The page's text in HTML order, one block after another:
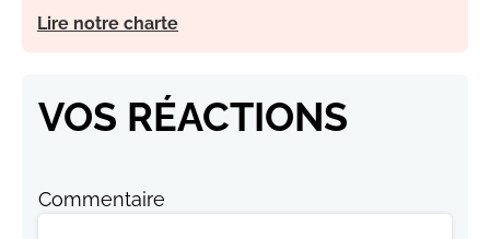
Lire notre charte
VOS RÉACTIONS
Commentaire